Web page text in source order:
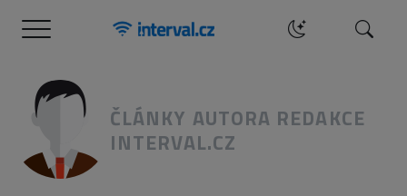
Menu Hledat
ČLÁNKY AUTORA REDAKCE
INTERVAL.CZ